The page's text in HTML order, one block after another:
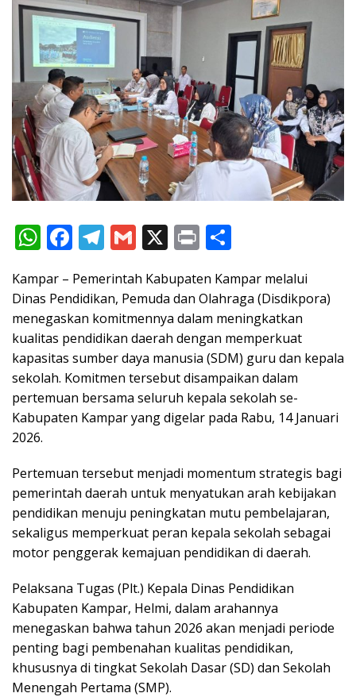
W
h
at
s
A
p
p
F
ac
e
b
o
o
k
T
el
e
gr
a
m
G
m
ai
l
X Pr
in
t ar
e
Kampar – Pemerintah Kabupaten Kampar melalui
Dinas Pendidikan, Pemuda dan Olahraga (Disdikpora)
menegaskan komitmennya dalam meningkatkan
kualitas pendidikan daerah dengan memperkuat
kapasitas sumber daya manusia (SDM) guru dan kepala
sekolah. Komitmen tersebut disampaikan dalam
pertemuan bersama seluruh kepala sekolah se-
Kabupaten Kampar yang digelar pada Rabu, 14 Januari
2026.
Pertemuan tersebut menjadi momentum strategis bagi
pemerintah daerah untuk menyatukan arah kebijakan
pendidikan menuju peningkatan mutu pembelajaran,
sekaligus memperkuat peran kepala sekolah sebagai
motor penggerak kemajuan pendidikan di daerah.
Pelaksana Tugas (Plt.) Kepala Dinas Pendidikan
Kabupaten Kampar, Helmi, dalam arahannya
menegaskan bahwa tahun 2026 akan menjadi periode
penting bagi pembenahan kualitas pendidikan,
khususnya di tingkat Sekolah Dasar (SD) dan Sekolah
Menengah Pertama (SMP).